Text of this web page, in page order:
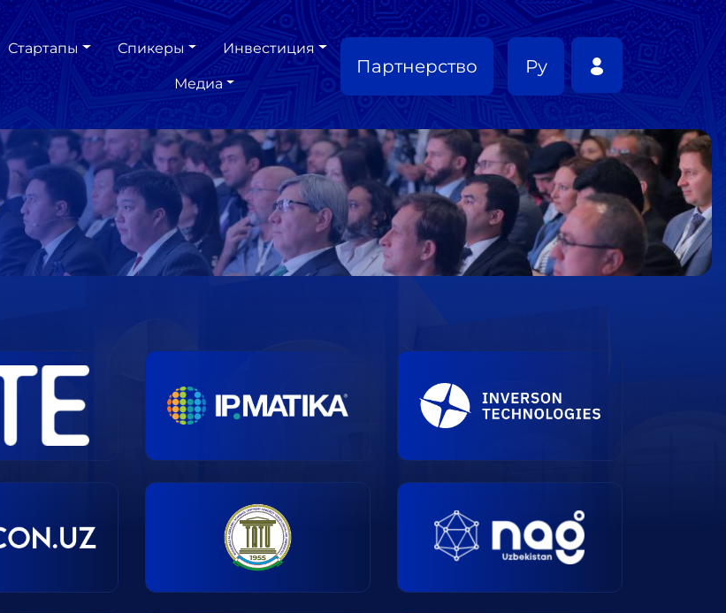
Стартапы Спикеры Инвестиция
Медиа
Партнерство Ру